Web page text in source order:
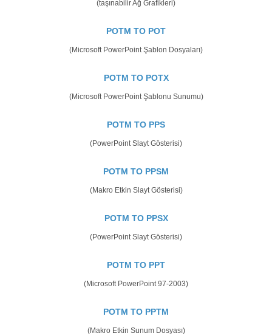
(taşınabilir Ağ Grafikleri)
POTM TO POT
(Microsoft PowerPoint Şablon Dosyaları)
POTM TO POTX
(Microsoft PowerPoint Şablonu Sunumu)
POTM TO PPS
(PowerPoint Slayt Gösterisi)
POTM TO PPSM
(Makro Etkin Slayt Gösterisi)
POTM TO PPSX
(PowerPoint Slayt Gösterisi)
POTM TO PPT
(Microsoft PowerPoint 97-2003)
POTM TO PPTM
(Makro Etkin Sunum Dosyası)